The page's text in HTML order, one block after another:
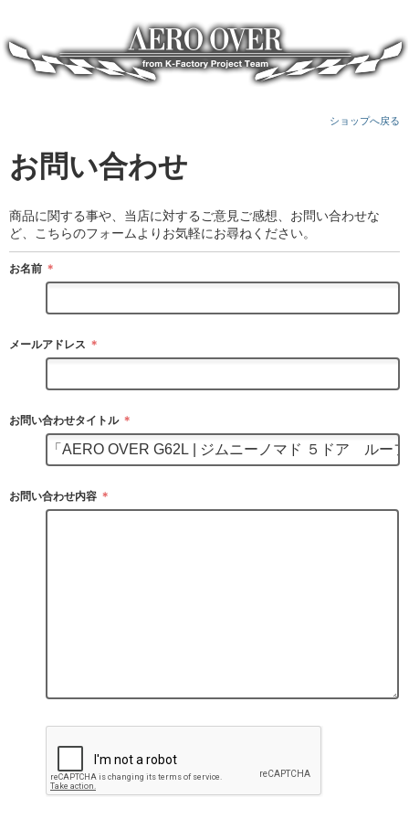
ショップへ戻る
お問い合わせ
商品に関する事や、当店に対するご意見ご感想、お問い合わせな
ど、こちらのフォームよりお気軽にお尋ねください。
お名前 ＊
メールアドレス ＊
お問い合わせタイトル ＊
お問い合わせ内容 ＊